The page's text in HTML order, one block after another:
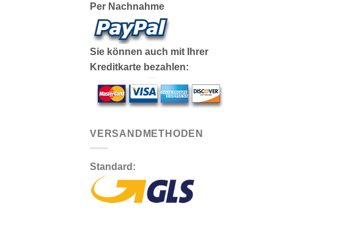
Per Nachnahme
Sie können auch mit Ihrer
Kreditkarte bezahlen:
VERSANDMETHODEN
Standard: